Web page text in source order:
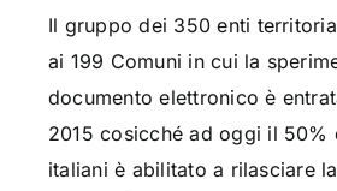
Il gruppo dei 350 enti
ai 199 Comuni in cui la
documento elettronico è
2015 cosicché ad oggi il 50%
italiani è abilitato a rilasciare